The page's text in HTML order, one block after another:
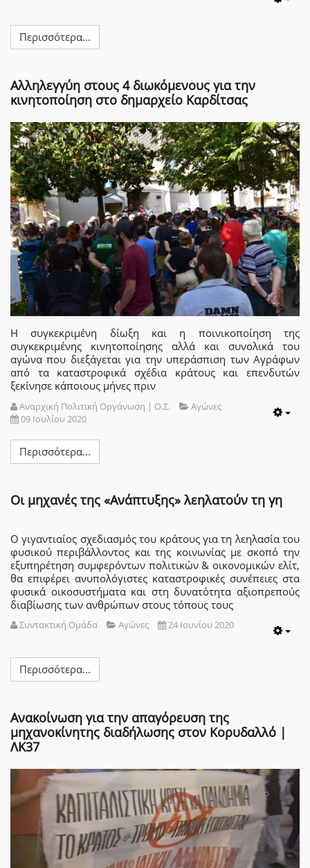
Περισσότερα...
Αλληλεγγύη στους 4 διωκόμενους για την
κινητοποίηση στο δημαρχείο Καρδίτσας
Η συγκεκριμένη δίωξη και η ποινικοποίηση της
συγκεκριμένης κινητοποίησης αλλά και συνολικά του
αγώνα που διεξάγεται για την υπεράσπιση των Αγράφων
από τα καταστροφικά σχέδια κράτους και επενδυτών
ξεκίνησε κάποιους μήνες πριν
Αναρχική Πολιτική Οργάνωση | Ο.Σ.
Αγώνες
09 Ιουλίου 2020
Περισσότερα...
Οι μηχανές της «Ανάπτυξης» λεηλατούν τη γη
Ο γιγαντιαίος σχεδιασμός του κράτους για τη λεηλασία του
φυσικού περιβάλλοντος και της κοινωνίας με σκοπό την
εξυπηρέτηση συμφερόντων πολιτικών & οικονομικών ελίτ,
θα επιφέρει ανυπολόγιστες καταστροφικές συνέπειες στα
φυσικά οικοσυστήματα και στη δυνατότητα αξιοπρεπούς
διαβίωσης των ανθρώπων στους τόπους τους
Συντακτική Ομάδα Αγώνες 24 Ιουνίου 2020
Περισσότερα...
Ανακοίνωση για την απαγόρευση της
μηχανοκίνητης διαδήλωσης στον Κορυδαλλό |
ΛΚ37